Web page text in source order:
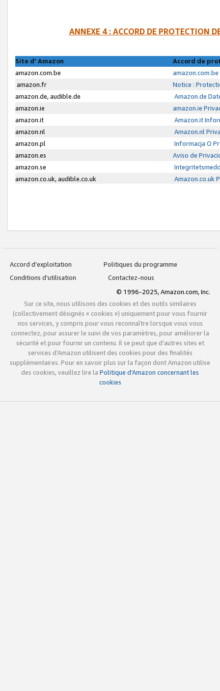
ANNEXE 4 : ACCORD DE PROTECTION
Site d’ Amazon
Accord de
amazon.com.be
amazon.fr
Notice :
amazon.de, audible.de
Amazon.de
amazon.ie
amazon.ie
amazon.it
Amazon.it
amazon.nl
Amazon.nl
amazon.pl
Informacja O
amazon.es
Aviso de
amazon.se
amazon.co.uk, audible.co.uk
Amazon.co.uk
Accord d’exploitation
Politiques du programme
Conditions d’utilisation
Contactez-nous
© 1996-2025, Amazon.com, Inc.
Sur ce site, nous utilisons des cookies et des outils similaires
(collectivement désignés « cookies ») uniquement pour vous fournir
nos services, y compris pour vous reconnaître lorsque vous vous
connectez, pour assurer le suivi de vos paramètres, pour améliorer la
sécurité et pour fournir un contenu. Il se peut que d’autres sites et
services d’Amazon utilisent des cookies pour des finalités
supplémentaires. Pour en savoir plus sur la façon dont Amazon utilise
des cookies, veuillez lire la Politique d’Amazon concernant les
cookies